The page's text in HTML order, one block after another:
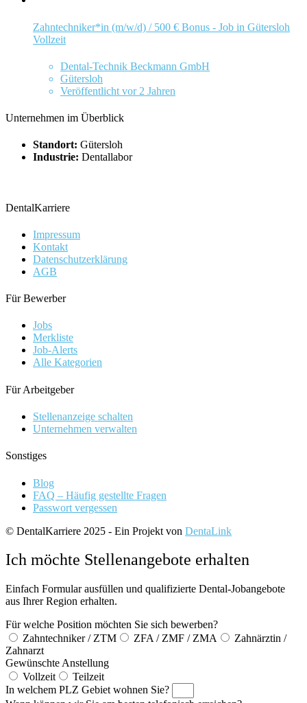
Zahntechniker*in (m/w/d) / 500 € Bonus - Job in Gütersloh
Vollzeit
Dental-Technik Beckmann GmbH
Gütersloh
Veröffentlicht vor 2 Jahren
Unternehmen im Überblick
Standort: Gütersloh
Industrie: Dentallabor
DentalKarriere
Impressum
Kontakt
Datenschutzerklärung
AGB
Für Bewerber
Jobs
Merkliste
Job-Alerts
Alle Kategorien
Für Arbeitgeber
Stellenanzeige schalten
Unternehmen verwalten
Sonstiges
Blog
FAQ – Häufig gestellte Fragen
Passwort vergessen
© DentalKarriere 2025 - Ein Projekt von DentaLink
Ich möchte Stellenangebote erhalten
Einfach Formular ausfüllen und qualifizierte Dental-Jobangebote
aus Ihrer Region erhalten.
Für welche Position möchten Sie sich bewerben?
Zahntechniker / ZTM
ZFA / ZMF / ZMA
Zahnärztin /
Zahnarzt
Gewünschte Anstellung
Vollzeit
Teilzeit
In welchem PLZ Gebiet wohnen Sie?